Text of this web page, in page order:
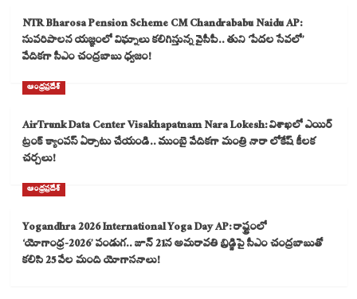
NTR Bharosa Pension Scheme CM Chandrababu Naidu AP:
సుపరిపాలన యజ్ఞంలో విఘ్నాలు కలిగిస్తున్న వైసీపీ.. తుని ‘పేదల సేవలో’
వేదికగా సీఎం చంద్రబాబు ధ్వజం!
ఆంధ్రప్రదేశ్
AirTrunk Data Center Visakhapatnam Nara Lokesh: విశాఖలో ఎయిర్
ట్రంక్ క్యాంపస్ ఏర్పాటు చేయండి.. ముంబై వేదికగా మంత్రి నారా లోకేష్ కీలక
చర్చలు!
ఆంధ్రప్రదేశ్
Yogandhra 2026 International Yoga Day AP: రాష్ట్రంలో
‘యోగాంధ్ర-2026’ పండుగ.. జూన్ 21న అమరావతి బ్రిడ్జిపై సీఎం చంద్రబాబుతో
కలిసి 25 వేల మంది యోగాసనాలు!